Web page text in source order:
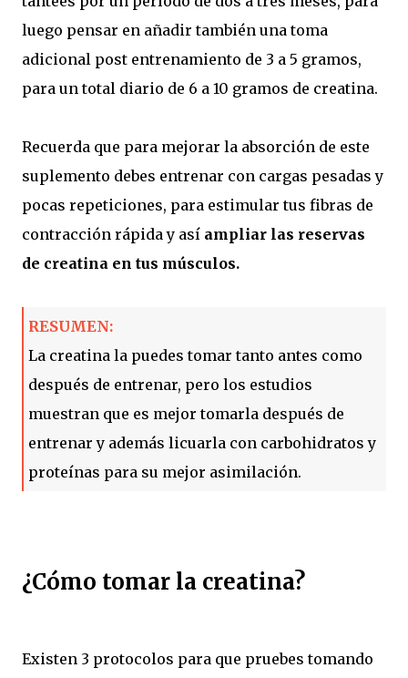
luego pensar en añadir también una toma
adicional post entrenamiento de 3 a 5 gramos,
para un total diario de 6 a 10 gramos de creatina.
Recuerda que para mejorar la absorción de este
suplemento debes entrenar con cargas pesadas y
pocas repeticiones, para estimular tus fibras de
contracción rápida y así ampliar las reservas
de creatina en tus músculos.
RESUMEN:
La creatina la puedes tomar tanto antes como
después de entrenar, pero los estudios
muestran que es mejor tomarla después de
entrenar y además licuarla con carbohidratos y
proteínas para su mejor asimilación.
¿Cómo tomar la creatina?
Existen 3 protocolos para que pruebes tomando